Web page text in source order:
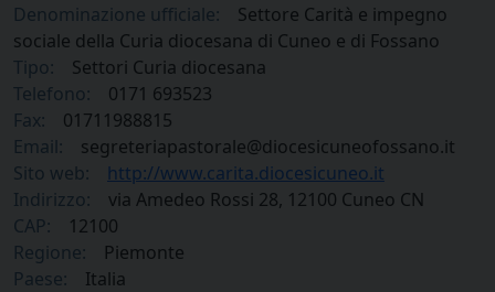
Denominazione ufficiale:
Settore Carità e impegno
sociale della Curia diocesana di Cuneo e di Fossano
Tipo:
Settori Curia diocesana
Telefono:
0171 693523
Fax:
01711988815
Email:
segreteriapastorale@diocesicuneofossano.it
Sito web:
http://www.carita.diocesicuneo.it
Indirizzo:
via Amedeo Rossi 28, 12100 Cuneo CN
CAP:
12100
Regione:
Piemonte
Paese:
Italia